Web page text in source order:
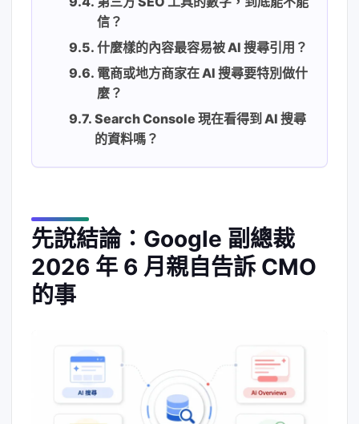
信？
什麼樣的內容最容易被 AI 搜尋引用？
電商或地方商家在 AI 搜尋要特別做什
麼？
Search Console 現在看得到 AI 搜尋
的資料嗎？
先說結論：Google 副總裁
2026 年 6 月親自告訴 CMO
的事